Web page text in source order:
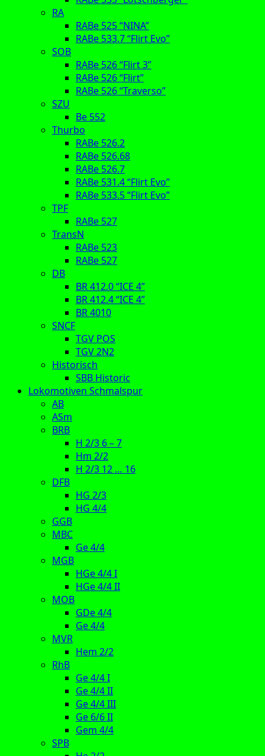
RA
RABe 525 “NINA”
RABe 533.7 “Flirt Evo”
SOB
RABe 526 “Flirt 3”
RABe 526 “Flirt”
RABe 526 “Traverso”
SZU
Be 552
Thurbo
RABe 526.2
RABe 526.68
RABe 526.7
RABe 531.4 “Flirt Evo”
RABe 533.5 “Flirt Evo”
TPF
RABe 527
TransN
RABe 523
RABe 527
DB
BR 412.0 “ICE 4”
BR 412.4 “ICE 4”
BR 4010
SNCF
TGV POS
TGV 2N2
Historisch
SBB Historic
Lokomotiven Schmalspur
AB
ASm
BRB
H 2/3 6 – 7
Hm 2/2
H 2/3 12 … 16
DFB
HG 2/3
HG 4/4
GGB
MBC
Ge 4/4
MGB
HGe 4/4 I
HGe 4/4 II
MOB
GDe 4/4
Ge 4/4
MVR
Hem 2/2
RhB
Ge 4/4 I
Ge 4/4 II
Ge 4/4 III
Ge 6/6 II
Gem 4/4
SPB